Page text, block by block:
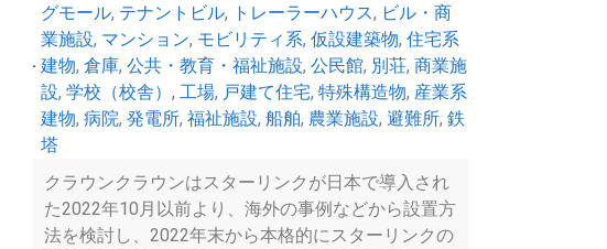
グモール, テナントビル, トレーラーハウス, ビル・商
業施設, マンション, モビリティ系,仮設建築物,住宅系
建物,倉庫,公共・教育・福祉施設,公民館, 別荘,商業施
設,学校（校舎）, 工場, 戸建て住宅,特殊構造物, 産業系
建物,病院,発電所,福祉施設,船舶, 農業施設,避難所,鉄
塔
クラウンクラウンはスターリンクが日本で導入され
た2022年10月以前より、海外の事例などから設置方
法を検討し、2022年末から本格的にスターリンクの